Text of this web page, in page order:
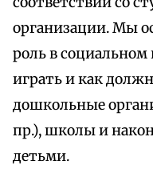
организации. Мы
роль в
играть и как
дошкольные
пр.), школы и
детьми.